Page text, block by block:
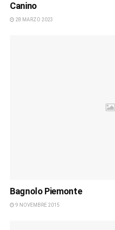
Canino
28 MARZO 2023
Bagnolo Piemonte
9 NOVEMBRE 2015